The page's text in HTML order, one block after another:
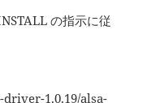
の指示に従
1.0.19/alsa-